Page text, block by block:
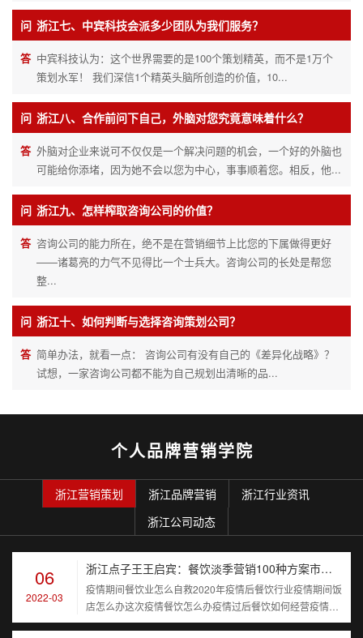
问 浙江七、中宾科技会派多少团队为我们服务？
答 中宾科技认为：这个世界需要的是100个策划精英，而不是1万个
策划水军！ 我们深信1个精英头脑所创造的价值，10...
问 浙江八、合作前问下自己，外脑对您究竟意味着什么？
答 外脑对企业来说可不仅仅是一个解决问题的机会，一个好的外脑也
可能给你添堵，因为她不会以您为中心，事事顺着您。相反，他...
问 浙江九、怎样榨取咨询公司的价值？
答 咨询公司的能力所在，绝不是在营销细节上比您的下属做得更好
——诸葛亮的力气不见得比一个士兵大。咨询公司的长处是帮您
整...
问 浙江十、如何判断与选择咨询策划公司？
答 简单办法，就看一点： 咨询公司有没有自己的《差异化战略》？
试想，一家咨询公司都不能为自己规划出清晰的品...
个人品牌营销学院
浙江营销策划 浙江品牌营销
浙江行业资讯
浙江公司动态
06
2022-03
浙江点子王王启宾：餐饮淡季营销100种方案市场推广课程让顾客进店的100条方法
疫情期间餐饮业怎么自救2020年疫情后餐饮行业疫情期间饭
店怎么办这次疫情餐饮怎么办疫情过后餐饮如何经营疫情后
餐饮业该如何...